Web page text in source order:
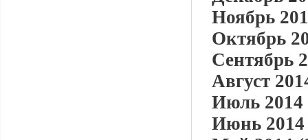
Ноябрь
Октябрь
Сентябрь
Август
Июль 2014
Июнь 2014